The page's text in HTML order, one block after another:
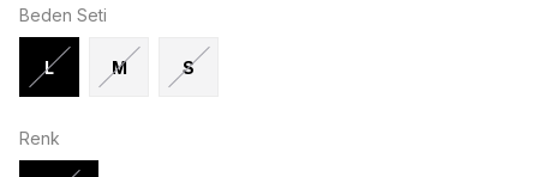
Beden Seti
L M S
Renk